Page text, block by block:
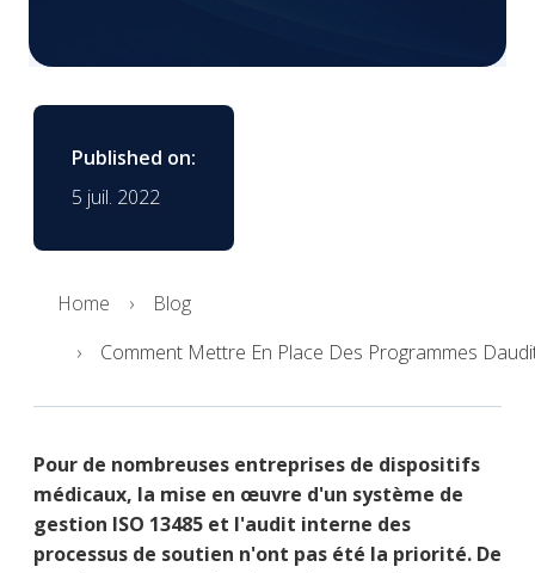
Published on:
5 juil. 2022
Home
Blog
Comment Mettre En Place Des Programmes
Pour de nombreuses entreprises de dispositifs
médicaux, la mise en œuvre d'un système de
gestion ISO 13485 et l'audit interne des
processus de soutien n'ont pas été la priorité. De